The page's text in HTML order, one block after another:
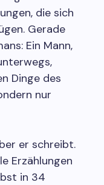
die sich
Gerade
Ein Mann,
Dinge des
nur
er schreibt.
Erzählungen
in 34